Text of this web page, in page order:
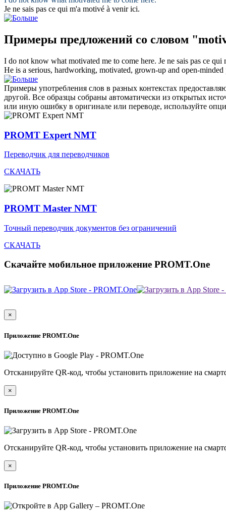
Je ne sais pas ce qui m'a motivé à venir ici.
Примеры предложений со словом
I do not know what motivated me to come here. Je ne sais pas ce qui
He is a serious, hardworking, motivated, grown-up and open-minded
Примеры употребления слов в разных контекстах
другой. Все образцы собраны автоматически из открытых
или иную ошибку в оригинале или переводе, используйте
PROMT Expert NMT
Переводчик для переводчиков
СКАЧАТЬ
PROMT Master NMT
Точный переводчик документов без ограничений
СКАЧАТЬ
Скачайте мобильное приложение PROMT.One
×
Приложение PROMT.One
Отсканируйте QR-код, чтобы установить приложение на
×
Приложение PROMT.One
Отсканируйте QR-код, чтобы установить приложение на
×
Приложение PROMT.One